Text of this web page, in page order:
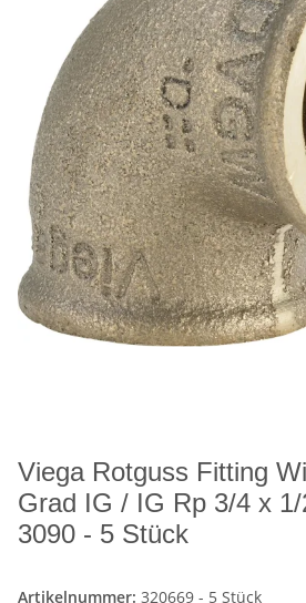
Viega Rotguss Fitting
Grad IG / IG Rp 3/4 x
3090 - 5 Stück
Artikelnummer: 320669 - 5 Stück